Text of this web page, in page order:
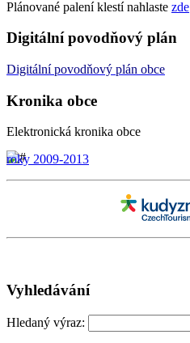
Plánované palení klestí nahlaste zde
Digitální povodňový plán
Digitálnípovodňový plán obce
Kronika obce
Elektronická kronika obce
roky 2009-2013
Vyhledávání
Hledaný výraz: